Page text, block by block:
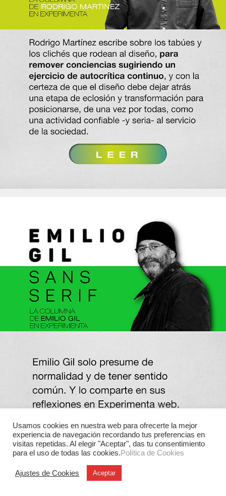
Usamos cookies en nuestra web para ofrecerte la mejor
experiencia de navegación recordando tus preferencias en
visitas repetidas. Al elegir "Aceptar", das tu consentimiento
para el uso de todas las cookies.Política de Cookies
Ajustes de Cookies Aceptar